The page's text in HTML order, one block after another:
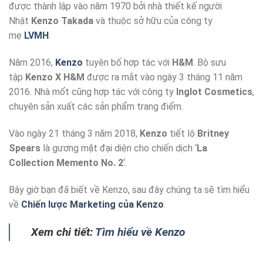
được thành lập vào năm 1970 bởi nhà thiết kế người
Nhật Kenzo Takada và thuộc sở hữu của công ty
mẹ LVMH.
Năm 2016, Kenzo tuyên bố hợp tác với H&M. Bộ sưu
tập Kenzo X H&M được ra mắt vào ngày 3 tháng 11 năm
2016. Nhà mốt cũng hợp tác với công ty Inglot Cosmetics,
chuyên sản xuất các sản phẩm trang điểm.
Vào ngày 21 tháng 3 năm 2018, Kenzo tiết lộ Britney
Spears là gương mặt đại diện cho chiến dịch ‘La
Collection Memento No. 2‘.
Bây giờ bạn đã biết về Kenzo, sau đây chúng ta sẽ tìm hiểu
về Chiến lược Marketing của Kenzo
Xem chi tiết: Tìm hiểu về Kenzo